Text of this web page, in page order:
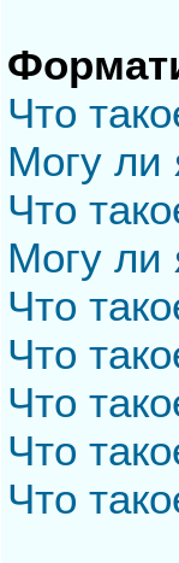
Что
Могу ли
Что
Могу ли
Что
Что
Что
Что
Что